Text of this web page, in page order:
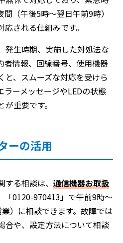
（午後5時～翌日午前9時）
される仕組みです。
発生時期、実施した対処法な
者情報、回線番号、使用機器
と、スムーズな対応を受けら
ラーメッセージやLEDの状態
重要です。
ーの活用
る相談は、 通信機器お取扱
「0120-970413」で午前9時～
）に相談できます。故障では
合や、設定方法について相談